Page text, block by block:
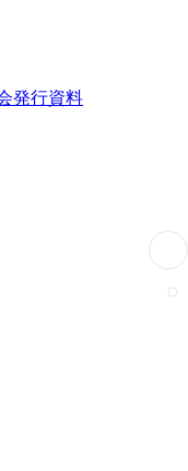
発行資料